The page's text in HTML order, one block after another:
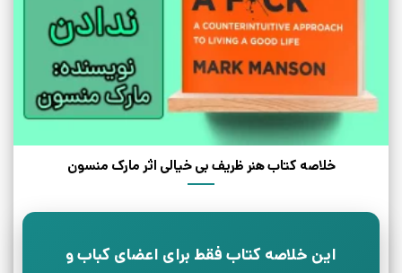
خلاصه کتاب هنر ظریف بی خیالی اثر مارک منسون
این خلاصه کتاب فقط برای اعضای کباب و